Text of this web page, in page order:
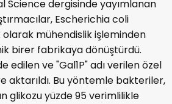
Science dergisinde yayımlanan
Escherichia coli
mühendislik işleminden
birer fabrikaya dönüştürdü.
edilen ve "Gal1P" adı verilen özel
aktarıldı. Bu yöntemle bakteriler,
glikozu yüzde 95 verimlilikle